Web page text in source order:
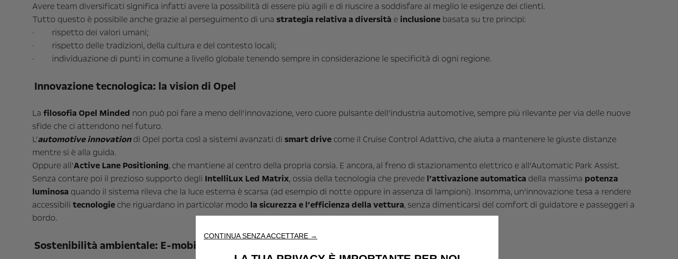
Avere team diversificati significa infatti avere la possibilità di essere più agili e di riuscire a soddisfare al meglio le esigenze dei clienti.
Tutto questo è possibile anche grazie al perseguimento di una strategia relativa a diversità e inclusione basata su tre principi:
· rispetto dei valori umani;
· rispetto delle tradizioni, della cultura e del contesto locali;
· individuazione di punti in comune a livello globale tenendo sempre in considerazione le specificità di ogni regione.
Innovazione tecnologica: la vision di Opel
La filosofia Opel Minded non può poi fare a meno dell’innovazione, vero cuore pulsante dell’industria automotive, sempre più rilevante per via delle nuove
sfide che ci attendono nel futuro.
L’automotive innovationdi Opel porta così a sistemi avanzati di smart drive come il Cruise Control Adattivo, che aiuta a mantenere le giuste distanze
mentre si è alla guida.
Oppure all’Active Lane Positioning, che mantiene al centro della propria corsia. E ancora, al freno di stazionamento elettrico e all’Automatic Park Assist.
Senza contare poi il prezioso supporto degli IntelliLux Led Matrix, ossia della tecnologia che prevede l’attivazione automatica della massima potenza
luminosa quando il sistema rileva che la luce esterna è scarsa (ad esempio di notte oppure in assenza di lampioni). Insomma, un’innovazione tesa a rendere
accessibili tecnologie che riguardano in particolar modo la sicurezza e l’efficienza della vettura, senza dimenticarsi del comfort di guidatore e passeggeri a
bordo.
Sostenibilità ambientale: E-mobility di Opel
CONTINUA SENZA ACCETTARE →